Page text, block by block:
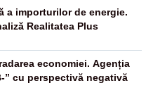
a importurilor de energie.
Realitatea Plus
economiei. Agenția
” cu perspectivă negativă